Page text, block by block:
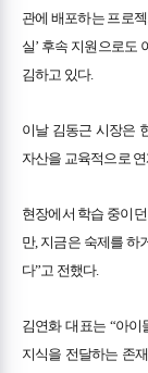
관에 배포하는 프로
실’ 후속 지원으로도
김하고 있다.
이날 김동근 시장은
자산을 교육적으로
현장에서 학습 중이
만, 지금은 숙제를 하
다”고 전했다.
김연화 대표는 “아
지식을 전달하는 존